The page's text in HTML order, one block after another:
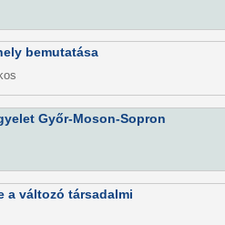
bemutatása
Győr-Moson-Sopron
a változó társadalmi